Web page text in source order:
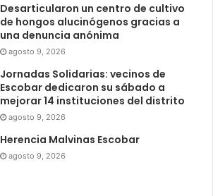
Desarticularon un centro de cultivo
de hongos alucinógenos gracias a
una denuncia anónima
agosto 9, 2026
Jornadas Solidarias: vecinos de
Escobar dedicaron su sábado a
mejorar 14 instituciones del distrito
agosto 9, 2026
Herencia Malvinas Escobar
agosto 9, 2026